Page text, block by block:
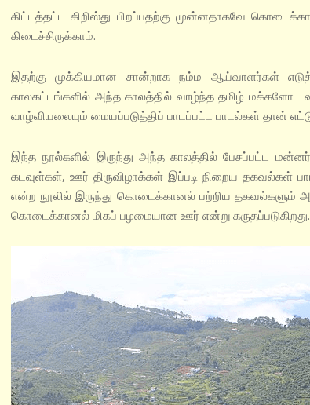
கிட்டத்தட்ட கிறிஸ்து பிறப்பதற்கு முன்னதாகவே
கிடைச்சிருக்காம்.
இதற்கு முக்கியமான சான்றாக நம்ம ஆய்வாளர்கள்
காலகட்டங்களில் அந்த காலத்தில் வாழ்ந்த தமிழ் மக்களோட
வாழ்வியலையும் மையப்படுத்திப் பாடப்பட்ட பாடல்கள் தான்
இந்த நூல்களில் இருந்து அந்த காலத்தில் பேசப்பட்ட
கடவுள்கள், ஊர் திருவிழாக்கள் இப்படி நிறைய தகவல்கள்
என்ற நூலில் இருந்து கொடைக்கானல் பற்றிய தகவல்களும்
கொடைக்கானல் மிகப் பழமையான ஊர் என்று கருதப்படுகிறது.